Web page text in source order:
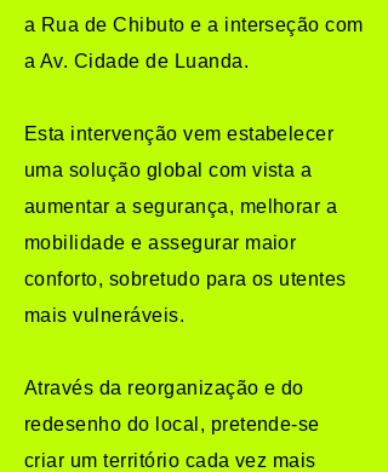
a Rua de Chibuto e a interseção com
a Av. Cidade de Luanda.
Esta intervenção vem estabelecer
uma solução global com vista a
aumentar a segurança, melhorar a
mobilidade e assegurar maior
conforto, sobretudo para os utentes
mais vulneráveis.
Através da reorganização e do
redesenho do local, pretende-se
criar um território cada vez mais